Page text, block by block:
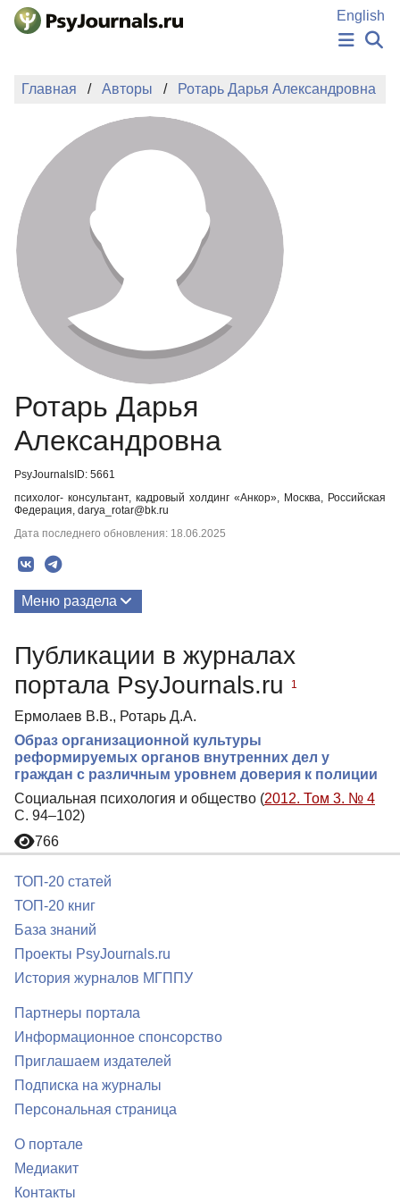
Перейти к основному содержанию
English
НОВОСТИ
АВТОРЫ
ПОДАТЬ РУКОПИСЬ
БАЗА ЗНАНИЙ
КЛЮЧЕВЫЕ СЛОВА
Регистрация
Главная Авторы Ротарь Дарья Александровна
Ротарь Дарья
Александровна
PsyJournalsID: 5661
психолог- консультант, кадровый холдинг «Анкор», Москва, Российская
Федерация, darya_rotar@bk.ru
Дата последнего обновления: 18.06.2025
Меню раздела
Публикации в журналах
портала PsyJournals.ru
1
Ермолаев В.В., Ротарь Д.А.
Образ организационной культуры
реформируемых органов внутренних дел у
граждан с различным уровнем доверия к полиции
Социальная психология и общество (2012. Том 3. № 4
С. 94–102)
766
ТОП-20 статей
ТОП-20 книг
База знаний
Проекты PsyJournals.ru
История журналов МГППУ
Партнеры портала
Информационное спонсорство
Приглашаем издателей
Подписка на журналы
Персональная страница
О портале
Медиакит
Контакты